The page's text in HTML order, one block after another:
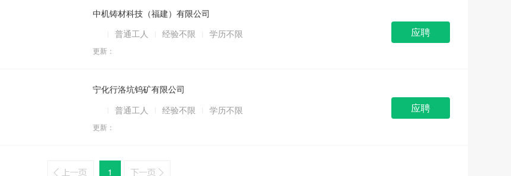
中机铸材科技（福建）有限公司
普通工人
经验不限 学历不限
更新：
应聘
宁化行洛坑钨矿有限公司
普通工人
经验不限 学历不限
更新：
应聘
1